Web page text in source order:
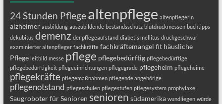
24 Stunden Pflegealtenpflege altenpflegerin
alzheimer ausbildung auszubildende bestandsschutz blutdruckmessen buchtipps
dekubitus demenz der pflegeaufstand diabetis mellitus druckgeschwür
examinierter altenpfleger fachkräfte fachkräftemangel fit häusliche
Pflege leitbild messe pflege pflegebedürftig pflegebedürftige
pflegebedürftigkeit pflegeeinrichtungen pflegegrade pflegeheim pflegeheime
pflegekräfte pflegemaßnahmen pflegende angehörige
pflegenotstand pflegeschulen pflegestufen pflegesystem prophylaxe
Saugroboter für Senioren senioren südamerika wundliegen würde